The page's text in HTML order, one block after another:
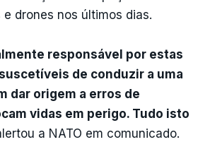
e drones nos últimos dias.
responsável por estas
de conduzir a uma
dar origem a erros de
vidas em perigo. Tudo isto
a NATO em comunicado.